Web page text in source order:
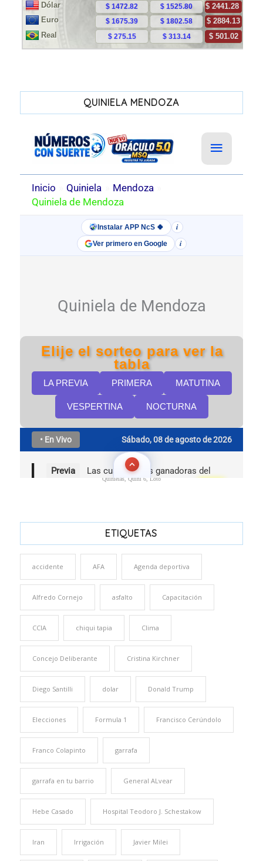
QUINIELA MENDOZA
Quinielas, Quini 6, Loto
ETIQUETAS
accidente AFA Agenda deportiva
Alfredo Cornejo asfalto Capacitación
CCIA chiqui tapia Clima
Concejo Deliberante Cristina Kirchner
Diego Santilli dolar Donald Trump
Elecciones Formula 1 Francisco Cerúndolo
Franco Colapinto garrafa
garrafa en tu barrio General ALvear
Hebe Casado Hospital Teodoro J. Schestakow
Iran Irrigación Javier Milei